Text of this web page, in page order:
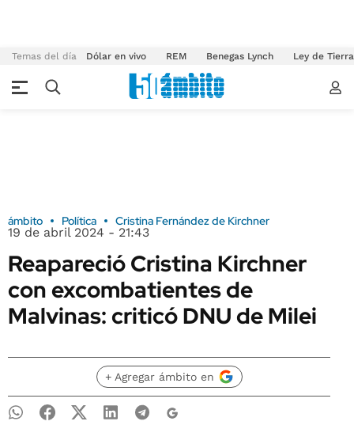
Temas del día Dólar en vivo REM Benegas Lynch Ley de
ámbito Política Cristina Fernández de Kirchner
19 de abril 2024 - 21:43
Reapareció Cristina Kirchner
con excombatientes de
Malvinas: criticó DNU de Milei
+ Agregar ámbito en